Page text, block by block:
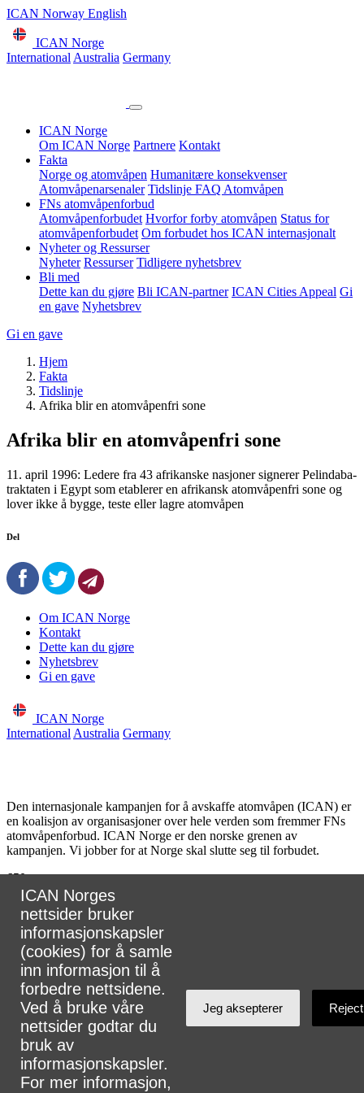
ICAN Norway English
ICAN Norge
International Australia Germany
ICAN Norge
Om ICAN Norge Partnere Kontakt
Fakta
Norge og atomvåpen Humanitære konsekvenser
Atomvåpenarsenaler Tidslinje FAQ Atomvåpen
FNs atomvåpenforbud
Atomvåpenforbudet Hvorfor forby atomvåpen Status for
atomvåpenforbudet Om forbudet hos ICAN internasjonalt
Nyheter og Ressurser
Nyheter Ressurser Tidligere nyhetsbrev
Bli med
Dette kan du gjøre Bli ICAN-partner ICAN Cities Appeal Gi
en gave Nyhetsbrev
Gi en gave
Hjem
Fakta
Tidslinje
Afrika blir en atomvåpenfri sone
Afrika blir en atomvåpenfri sone
11. april 1996: Ledere fra 43 afrikanske nasjoner signerer Pelindaba-
traktaten i Egypt som etablerer en afrikansk atomvåpenfri sone og
lover ikke å bygge, teste eller lagre atomvåpen
Del
Om ICAN Norge
Kontakt
Dette kan du gjøre
Nyhetsbrev
Gi en gave
ICAN Norge
International Australia Germany
Den internasjonale kampanjen for å avskaffe atomvåpen (ICAN) er
en koalisjon av organisasjoner over hele verden som fremmer FNs
atomvåpenforbud. ICAN Norge er den norske grenen av
kampanjen. Vi jobber for at Norge skal slutte seg til forbudet.
650partnere
107land
Koordinator for ICAN Norge, Tuva Krogh Widskjold.
E-post: tuva@legermotatomvapen.no
Telefon: +47 48056660
ICAN Norges
nettsider bruker
informasjonskapsler
(cookies) for å samle
inn informasjon til å
forbedre nettsidene.
Ved å bruke våre
nettsider godtar du
bruk av
informasjonskapsler.
For mer informasjon,
Jeg aksepterer Reject